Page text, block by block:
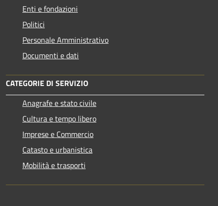
Enti e fondazioni
Politici
Personale Amministrativo
Documenti e dati
CATEGORIE DI SERVIZIO
Anagrafe e stato civile
Cultura e tempo libero
Imprese e Commercio
Catasto e urbanistica
Mobilità e trasporti